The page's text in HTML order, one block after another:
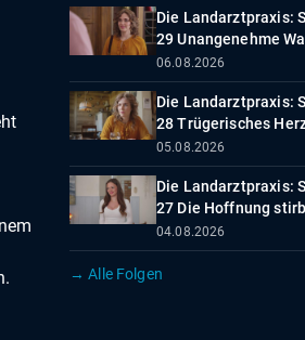
Die Landarztpraxis:
29 Unangenehme
06.08.2026
Die Landarztpraxis:
28 Trügerisches
05.08.2026
Die Landarztpraxis:
27 Die Hoffnung
04.08.2026
→ Alle Folgen